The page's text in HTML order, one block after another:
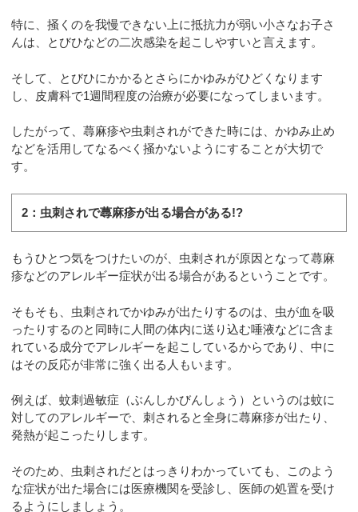
特に、掻くのを我慢できない上に抵抗力が弱い小さなお子さ
んは、とびひなどの二次感染を起こしやすいと言えます。
そして、とびひにかかるとさらにかゆみがひどくなります
し、皮膚科で1週間程度の治療が必要になってしまいます。
したがって、蕁麻疹や虫刺されができた時には、かゆみ止め
などを活用してなるべく掻かないようにすることが大切で
す。
2：虫刺されで蕁麻疹が出る場合がある!?
もうひとつ気をつけたいのが、虫刺されが原因となって蕁麻
疹などのアレルギー症状が出る場合があるということです。
そもそも、虫刺されでかゆみが出たりするのは、虫が血を吸
ったりするのと同時に人間の体内に送り込む唾液などに含ま
れている成分でアレルギーを起こしているからであり、中に
はその反応が非常に強く出る人もいます。
例えば、蚊刺過敏症（ぶんしかびんしょう）というのは蚊に
対してのアレルギーで、刺されると全身に蕁麻疹が出たり、
発熱が起こったりします。
そのため、虫刺されだとはっきりわかっていても、このよう
な症状が出た場合には医療機関を受診し、医師の処置を受け
るようにしましょう。